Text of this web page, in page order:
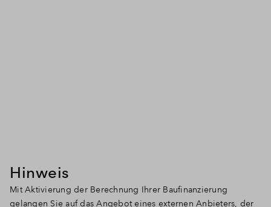
Hinweis
Mit Aktivierung der Berechnung Ihrer Baufinanzierung
gelangen Sie auf das Angebot eines externen Anbieters, der